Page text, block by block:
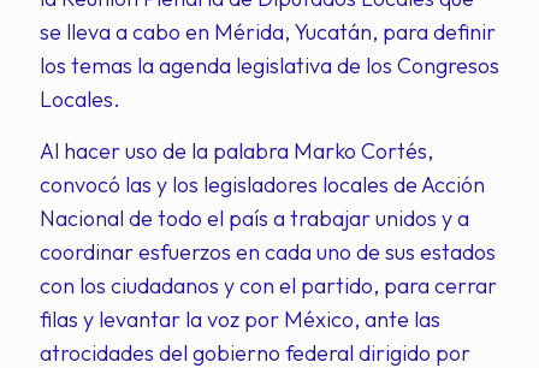
se lleva a cabo en Mérida, Yucatán, para definir
los temas la agenda legislativa de los Congresos
Locales.
Al hacer uso de la palabra Marko Cortés,
convocó las y los legisladores locales de Acción
Nacional de todo el país a trabajar unidos y a
coordinar esfuerzos en cada uno de sus estados
con los ciudadanos y con el partido, para cerrar
filas y levantar la voz por México, ante las
atrocidades del gobierno federal dirigido por